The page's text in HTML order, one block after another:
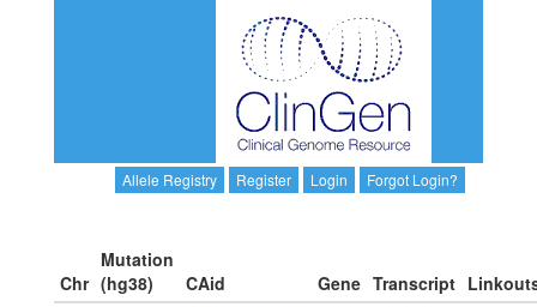
Allele Registry Register Login Forgot Login?
Chr
Mutation
(hg38)
CAid Gene Transcript